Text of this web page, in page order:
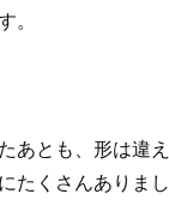
。
あとも、形は違
たくさんありまし